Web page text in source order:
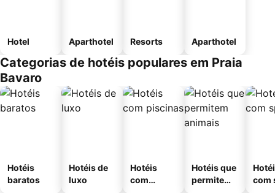
Hotel Aparthotel Resorts Aparthotel
Categorias de hotéis populares em Praia
Bavaro
Hotéis
baratos
Hotéis de
luxo
Hotéis
com
Hotéis que
permitem
com